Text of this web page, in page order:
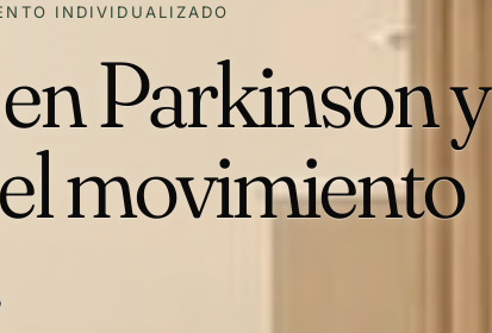
INDIVIDUALIZADO
Parkinson y
movimiento